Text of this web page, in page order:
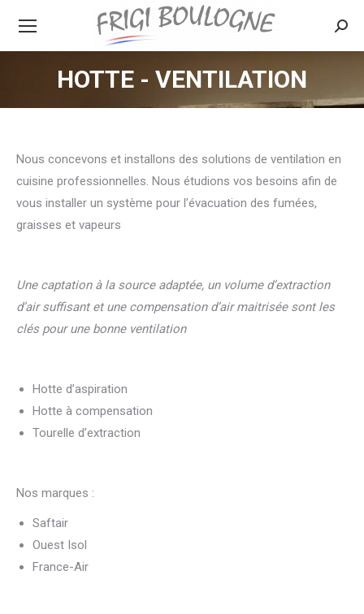
HOTTE - VENTILATION
Vous êtes ici :
Nous concevons et installons des solutions de ventilation en
cuisine professionnelles. Nous étudions vos besoins afin de
vous installer un système pour l’évacuation des fumées,
graisses et vapeurs
Une captation à la source adaptée, un volume d’extraction
d’air suffisant et une compensation d’air maitrisée sont les
clés pour une bonne ventilation
Hotte d’aspiration
Hotte à compensation
Tourelle d’extraction
Nos marques :
Saftair
Ouest Isol
France-Air